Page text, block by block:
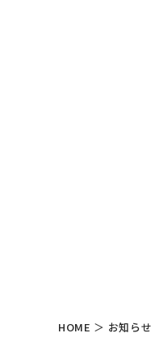
HOME ＞ お知らせ